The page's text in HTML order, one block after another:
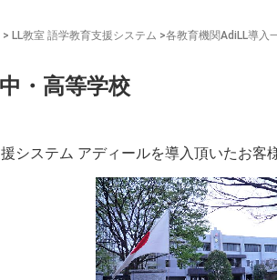
> LL教室 語学教育支援システム >各教育機関AdiLL導入
・高等学校
システム アディールを導入頂いたお客